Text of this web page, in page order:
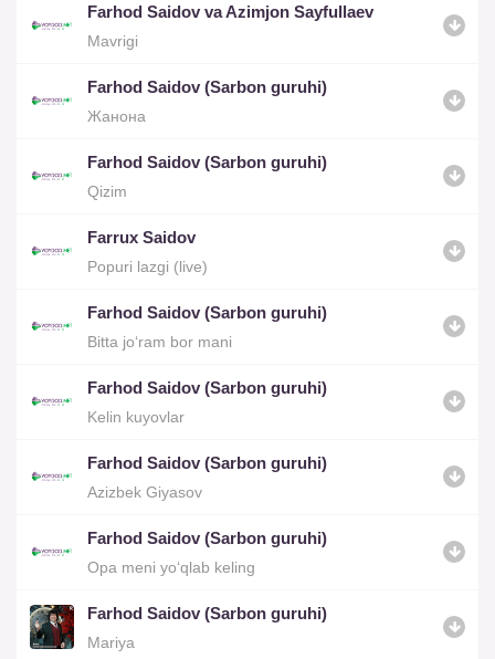
Farhod Saidov va Azimjon Sayfullaev
Mavrigi
Farhod Saidov (Sarbon guruhi)
Жанона
Farhod Saidov (Sarbon guruhi)
Qizim
Farrux Saidov
Popuri lazgi (live)
Farhod Saidov (Sarbon guruhi)
Bitta jo‘ram bor mani
Farhod Saidov (Sarbon guruhi)
Kelin kuyovlar
Farhod Saidov (Sarbon guruhi)
Azizbek Giyasov
Farhod Saidov (Sarbon guruhi)
Opa meni yo‘qlab keling
Farhod Saidov (Sarbon guruhi)
Mariya